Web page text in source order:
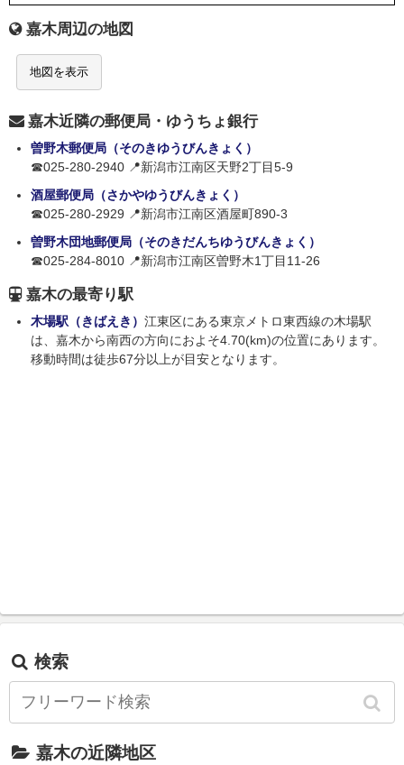
嘉木周辺の地図
地図を表示
嘉木近隣の郵便局・ゆうちょ銀行
曽野木郵便局（そのきゆうびんきょく）
☎025-280-2940 📍新潟市江南区天野2丁目5-9
酒屋郵便局（さかやゆうびんきょく）
☎025-280-2929 📍新潟市江南区酒屋町890-3
曽野木団地郵便局（そのきだんちゆうびんきょく）
☎025-284-8010 📍新潟市江南区曽野木1丁目11-26
嘉木の最寄り駅
木場駅（きばえき） 江東区にある東京メトロ東西線の木場駅
は、嘉木から南西の方向におよそ4.70(km)の位置にあります。
移動時間は徒歩67分以上が目安となります。
検索
嘉木の近隣地区